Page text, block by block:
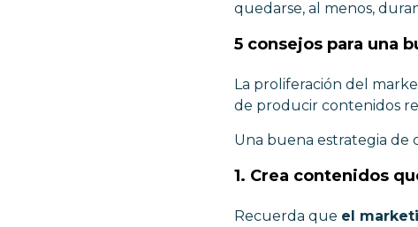
quedarse, al menos,
5 consejos para una
La proliferación del
de producir contenidos
Una buena estrategia de
1. Crea contenidos
Recuerda que el